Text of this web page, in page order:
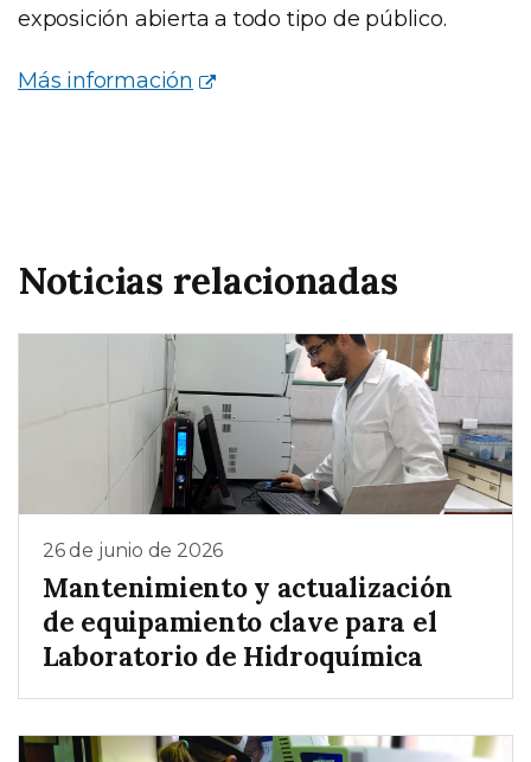
exposición abierta a todo tipo de público.
Más información
Noticias relacionadas
26 de junio de 2026
Mantenimiento y actualización
de equipamiento clave para el
Laboratorio de Hidroquímica